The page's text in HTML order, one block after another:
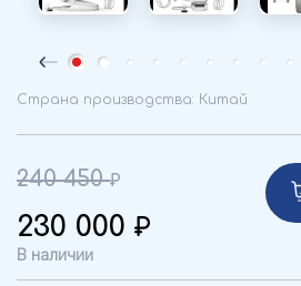
Страна производства: Китай
240 450
230 000
В наличии